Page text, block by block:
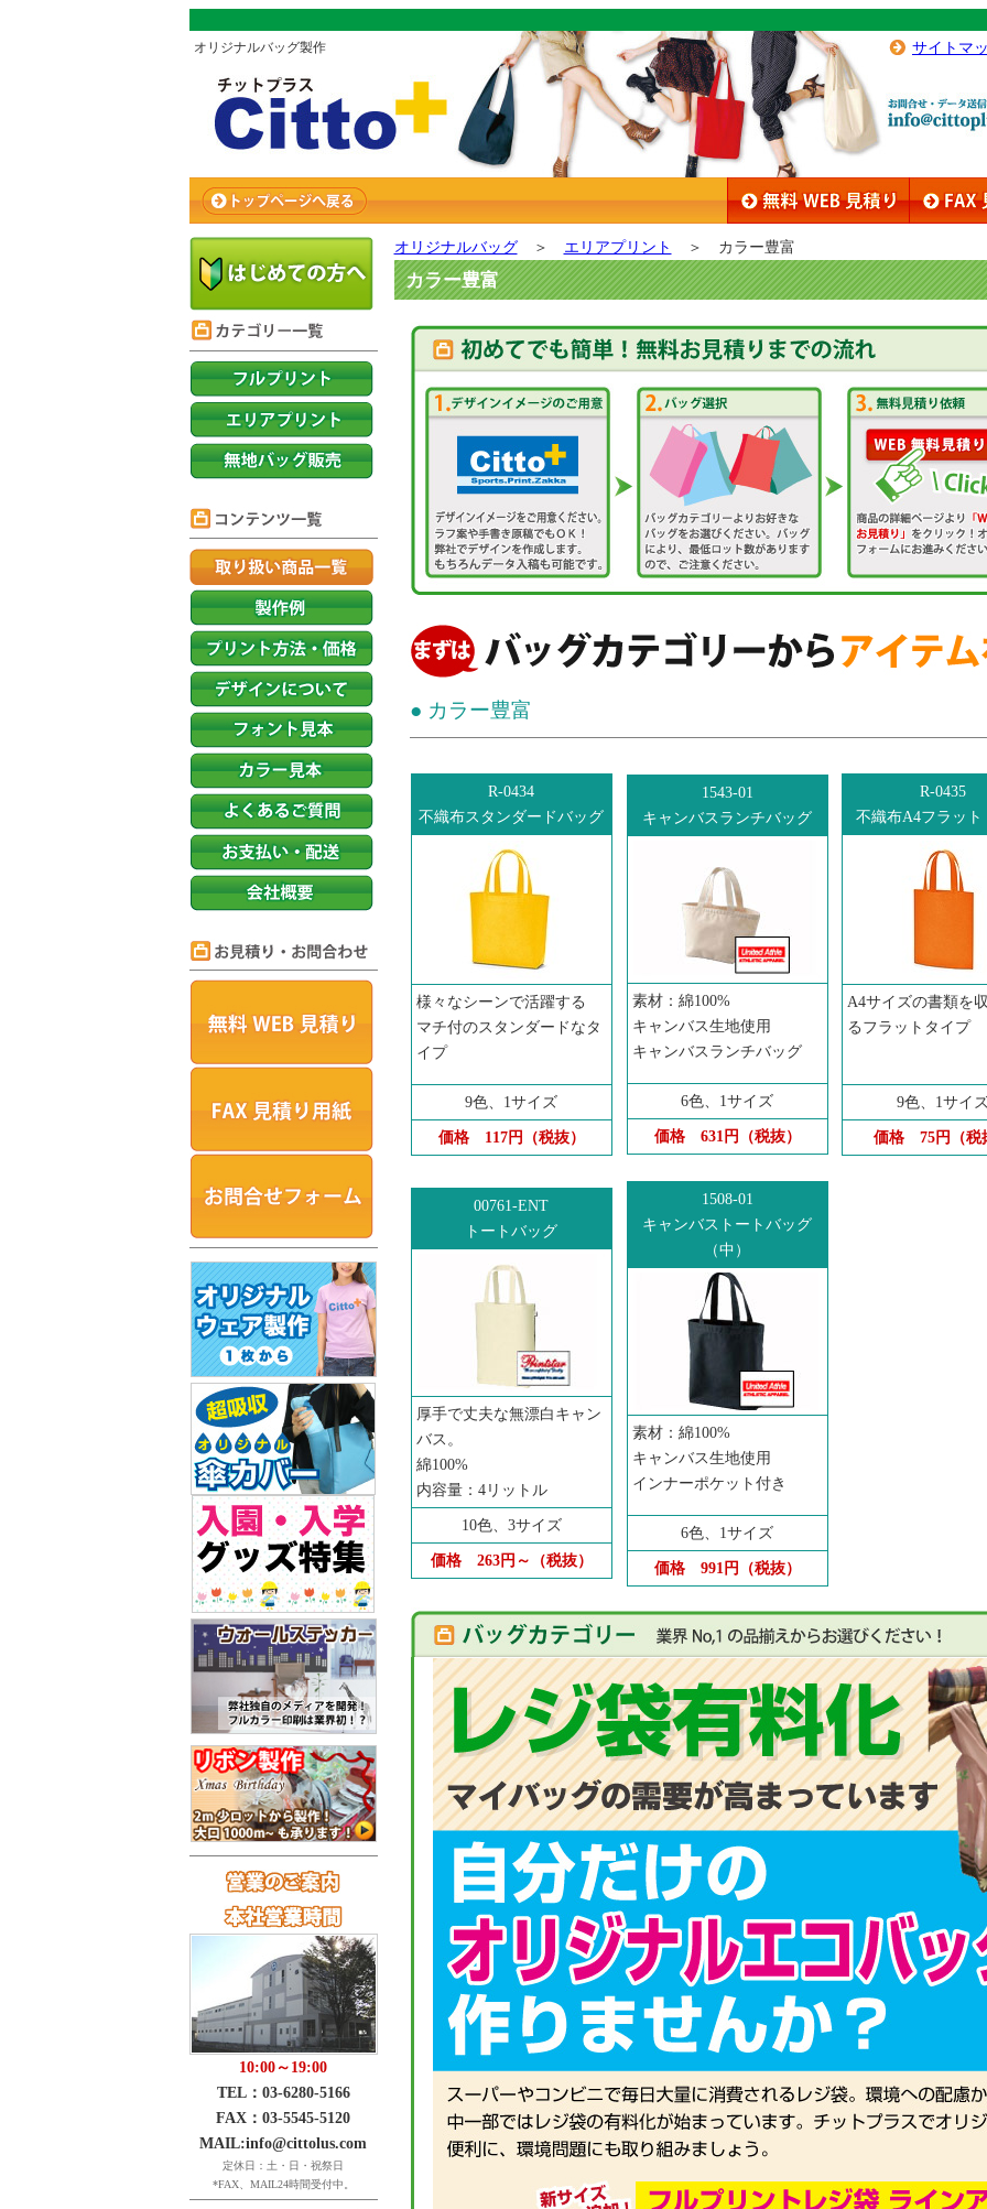
オリジナルバッグ製作 サイトマ
10:00～19:00
TEL：03-6280-5166
FAX：03-5545-5120
MAIL:info@cittolus.com
定休日：土・日・祝祭日
*FAX、MAIL24時間受付中。
オリジナルバッグ＞ エリアプリント ＞ カラー豊富
カラー豊富
● カラー豊富
R-0434
不織布スタンダードバッグ
様々なシーンで活躍する
マチ付のスタンダードなタ
イプ
9色、1サイズ
価格 117円（税抜）
1543-01
キャンバスランチバッグ
素材：綿100%
キャンバス生地使用
キャンバスランチバッグ
6色、1サイズ
価格 631円（税抜）
R-0435
不織布A4フラット
A4サイズの書類を
るフラットタイプ
9色、1サイ
価格 75円（税
00761-ENT
トートバッグ
厚手で丈夫な無漂白キャン
バス。
綿100%
内容量：4リットル
10色、3サイズ
価格 263円～（税抜）
1508-01
キャンバストートバッグ
（中）
素材：綿100%
キャンバス生地使用
インナーポケット付き
6色、1サイズ
価格 991円（税抜）